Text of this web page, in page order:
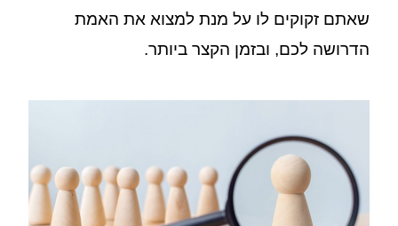
שאתם זקוקים לו על מנת למצוא את האמת
הדרושה לכם, ובזמן הקצר ביותר.